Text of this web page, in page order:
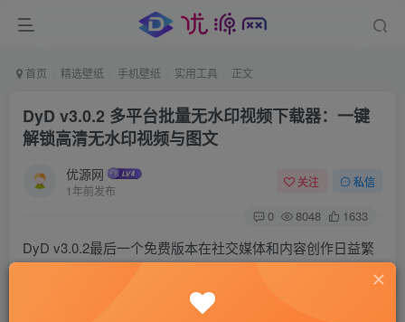
首页 精选壁纸 手机壁纸 实用工具 正文
DyD v3.0.2 多平台批量无水印视频下载器：一键
解锁高清无水印视频与图文
优源网
1年前发布
关注 私信
0 8048 1633
DyD v3.0.2最后一个免费版本在社交媒体和内容创作日益繁
荣的今天，如何高效、便捷地获取无水印的视频和图文内容
成为了许多创作者和用户的共同需求。为了满足这一需求，